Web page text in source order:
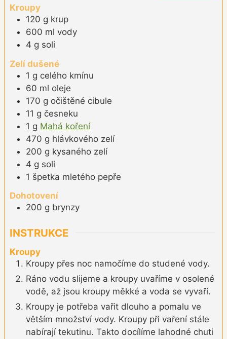
Kroupy
120 g krup
600 ml vody
4 g soli
Zelí dušené
1 g celého kmínu
60 ml oleje
170 g očištěné cibule
11 g česneku
1 g Mahá koření
470 g hlávkového zelí
200 g kysaného zelí
4 g soli
1 špetka mletého pepře
Dohotovení
200 g brynzy
INSTRUKCE
Kroupy
Kroupy přes noc namočíme do studené vody.
Ráno vodu slijeme a kroupy uvaříme v osolené
vodě, až jsou kroupy měkké a voda se vyvaří.
Kroupy je potřeba vařit dlouho a pomalu ve
větším množství vody. Kroupy při vaření stále
nabírají tekutinu. Takto docílíme lahodné chuti